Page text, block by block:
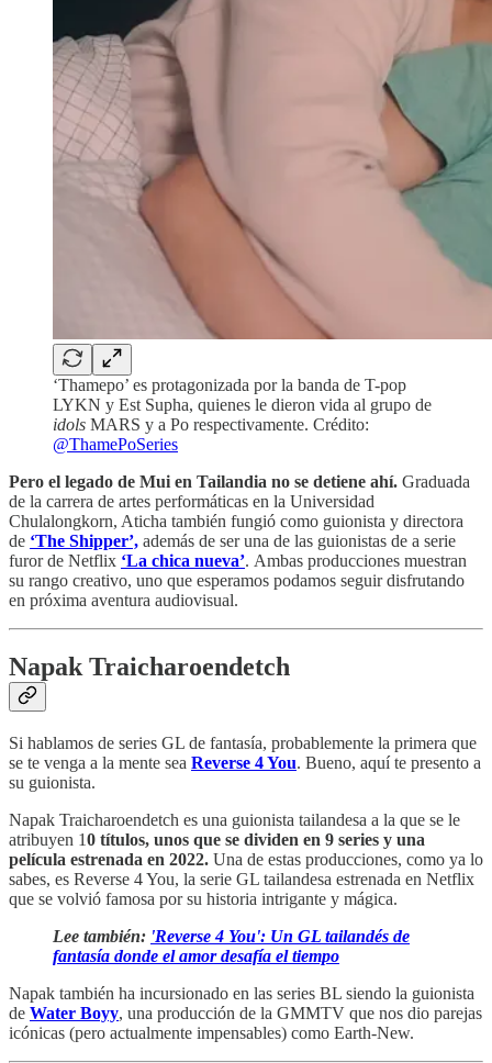
‘Thamepo’ es protagonizada por la banda de T-pop
LYKN y Est Supha, quienes le dieron vida al grupo de
idols MARS y a Po respectivamente. Crédito:
@ThamePoSeries
Pero el legado de Mui en Tailandia no se detiene ahí. Graduada
de la carrera de artes performáticas en la Universidad
Chulalongkorn, Aticha también fungió como guionista y directora
de ‘The Shipper’, además de ser una de las guionistas de a serie
furor de Netflix ‘La chica nueva’. Ambas producciones muestran
su rango creativo, uno que esperamos podamos seguir disfrutando
en próxima aventura audiovisual.
Napak Traicharoendetch
Si hablamos de series GL de fantasía, probablemente la primera que
se te venga a la mente sea Reverse 4 You. Bueno, aquí te presento a
su guionista.
Napak Traicharoendetch es una guionista tailandesa a la que se le
atribuyen 10 títulos, unos que se dividen en 9 series y una
película estrenada en 2022. Una de estas producciones, como ya lo
sabes, es Reverse 4 You, la serie GL tailandesa estrenada en Netflix
que se volvió famosa por su historia intrigante y mágica.
Lee también: 'Reverse 4 You': Un GL tailandés de
fantasía donde el amor desafía el tiempo
Napak también ha incursionado en las series BL siendo la guionista
de Water Boyy, una producción de la GMMTV que nos dio parejas
icónicas (pero actualmente impensables) como Earth-New.